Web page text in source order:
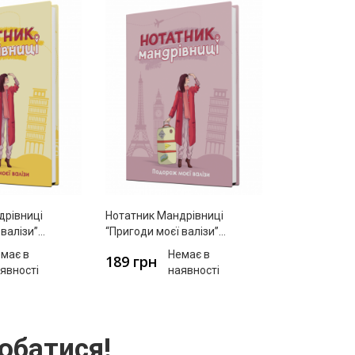
в
Нотатник Мандрівниці
“Пригоди моєї валізи”
189 грн
Немає в
наявності